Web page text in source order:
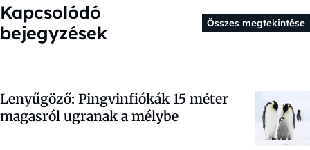
Kapcsolódó
bejegyzések
Összes megtekintése
Lenyűgöző: Pingvinfiókák 15 méter
magasról ugranak a mélybe